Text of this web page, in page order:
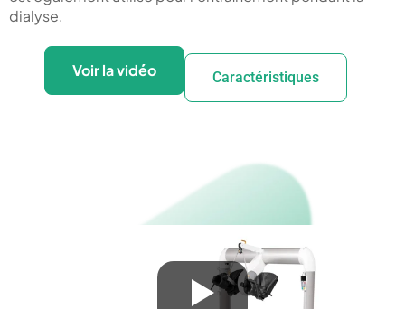
dialyse.
Voir la vidéo Caractéristiques